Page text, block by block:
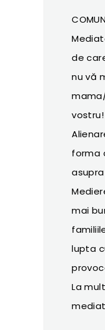
de
nu vă
vostru!
forma
mai
lupta
La